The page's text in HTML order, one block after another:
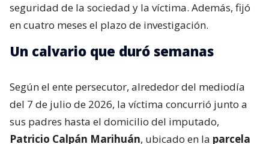
seguridad de la sociedad y la víctima. Además, fijó
en cuatro meses el plazo de investigación.
Un calvario que duró semanas
Según el ente persecutor, alrededor del mediodía
del 7 de julio de 2026, la víctima concurrió junto a
sus padres hasta el domicilio del imputado,
Patricio Calpán Marihuán, ubicado en la parcela